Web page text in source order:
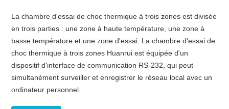
La chambre d'essai de choc thermique à trois zones est divisée
en trois parties : une zone à haute température, une zone à
basse température et une zone d'essai. La chambre d'essai de
choc thermique à trois zones Huanrui est équipée d'un
dispositif d'interface de communication RS-232, qui peut
simultanément surveiller et enregistrer le réseau local avec un
ordinateur personnel.